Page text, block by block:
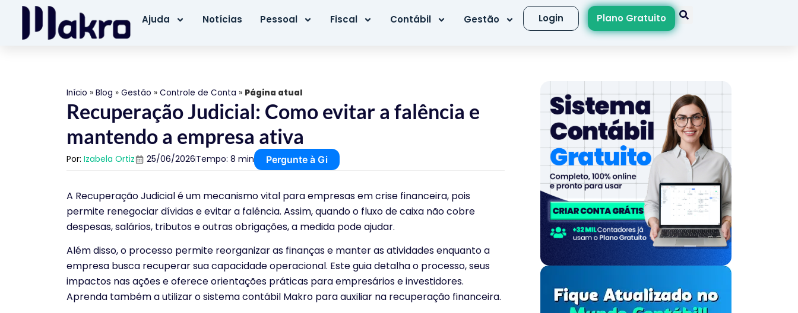
Ajuda Notícias Pessoal Fiscal Contábil Gestão Login Plano Gratuito
Início » Blog » Gestão » Controle de Conta » Página atual
Recuperação Judicial: Como evitar a falência e
mantendo a empresa ativa
Por: Izabela Ortiz 25/06/2026Tempo: 8 min Pergunte à Gi
A Recuperação Judicial é um mecanismo vital para empresas em crise financeira, pois
permite renegociar dívidas e evitar a falência. Assim, quando o fluxo de caixa não cobre
despesas, salários, tributos e outras obrigações, a medida pode ajudar.
Além disso, o processo permite reorganizar as finanças e manter as atividades enquanto a
empresa busca recuperar sua capacidade operacional. Este guia detalha o processo, seus
impactos nas ações e oferece orientações práticas para empresários e investidores.
Aprenda também a utilizar o sistema contábil Makro para auxiliar na recuperação financeira.